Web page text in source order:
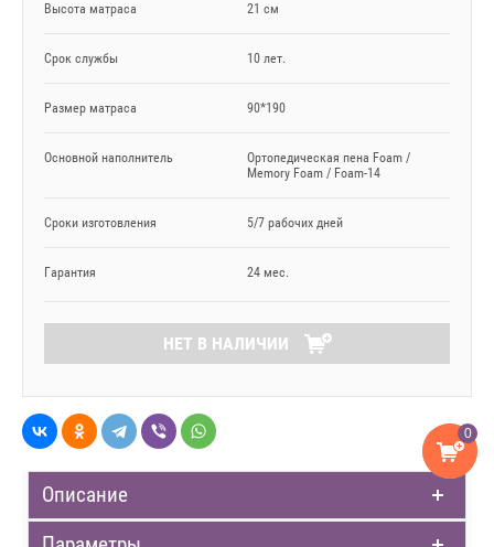
0
Высота матраса 21 см
Срок службы 10 лет.
Размер матраса 90*190
Основной наполнитель
Ортопедическая пена Foam /
Memory Foam / Foam-14
Сроки изготовления 5/7 рабочих дней
Гарантия 24 мес.
НЕТ В НАЛИЧИИ
Описание